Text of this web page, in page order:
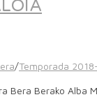
/Temporada
Bera Berako